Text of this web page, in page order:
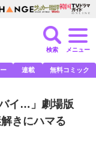
検索 メニュー
連載 無料コミック
イ…」劇場版
きにハマる